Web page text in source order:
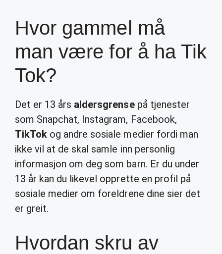
Hvor gammel må
man være for å ha Tik
Tok?
Det er 13 års aldersgrensepå tjenester
som Snapchat, Instagram, Facebook,
TikTok og andre sosiale medier fordi man
ikke vil at de skal samle inn personlig
informasjon om deg som barn. Er du under
13 år kan du likevel opprette en profil på
sosiale medier om foreldrene dine sier det
er greit.
Hvordan skru av